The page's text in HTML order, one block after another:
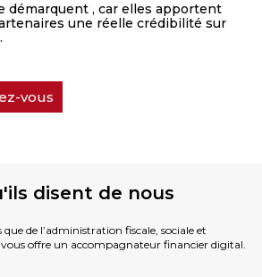
démarquent , car elles apportent
une réelle crédibilité sur
vous
disent de nous
de l’administration fiscale, sociale et
offre un accompagnateur financier digital.